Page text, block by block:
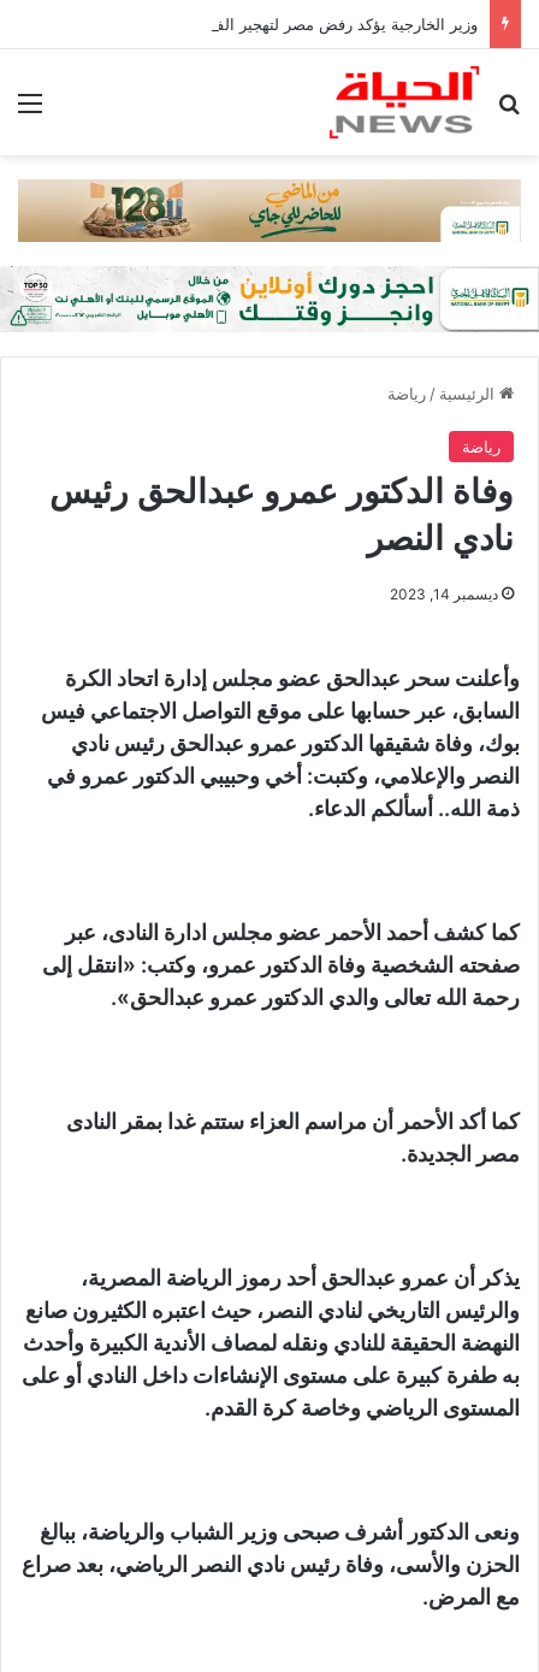
بحث عن
الرئيسية / رياضة
رياضة
وفاة الدكتور عمرو عبدالحق رئيس
نادي النصر
ديسمبر 14, 2023
وأعلنت سحر عبدالحق عضو مجلس إدارة اتحاد الكرة
السابق، عبر حسابها على موقع التواصل الاجتماعي فيس
بوك، وفاة شقيقها الدكتور عمرو عبدالحق رئيس نادي
النصر والإعلامي، وكتبت: أخي وحبيبي الدكتور عمرو في
ذمة الله.. أسألكم الدعاء.
كما كشف أحمد الأحمر عضو مجلس ادارة النادى، عبر
صفحته الشخصية وفاة الدكتور عمرو، وكتب: «انتقل إلى
رحمة الله تعالى والدي الدكتور عمرو عبدالحق».
كما أكد الأحمر أن مراسم العزاء ستتم غدا بمقر النادى
مصر الجديدة.
يذكر أن عمرو عبدالحق أحد رموز الرياضة المصرية،
والرئيس التاريخي لنادي النصر، حيث اعتبره الكثيرون صانع
النهضة الحقيقة للنادي ونقله لمصاف الأندية الكبيرة وأحدث
به طفرة كبيرة على مستوى الإنشاءات داخل النادي أو على
المستوى الرياضي وخاصة كرة القدم.
ونعى الدكتور أشرف صبحى وزير الشباب والرياضة، ببالغ
الحزن والأسى، وفاة رئيس نادي النصر الرياضي، بعد صراع
مع المرض.